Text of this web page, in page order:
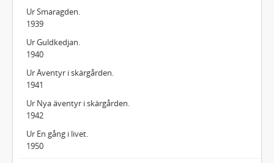
Ur Smaragden.
1939
Ur Guldkedjan.
1940
Ur Äventyr i skärgården.
1941
Ur Nya äventyr i skärgården.
1942
Ur En gång i livet.
1950